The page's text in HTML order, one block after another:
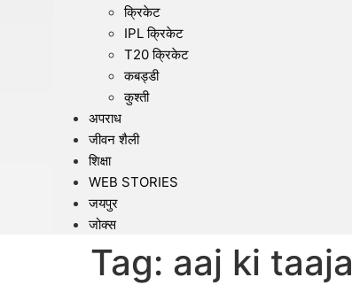
क्रिकेट
IPL क्रिकेट
T20 क्रिकेट
कबड्डी
कुश्ती
अपराध
जीवन शैली
शिक्षा
WEB STORIES
जयपुर
जोक्स
Tag: aaj ki